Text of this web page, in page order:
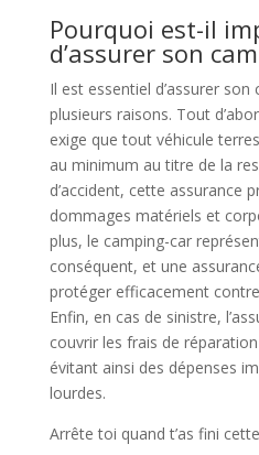
Pourquoi est-il
d’assurer son
Il est essentiel d’assurer
plusieurs raisons. Tout
exige que tout véhicule
au minimum au titre de la
d’accident, cette assurance
dommages matériels et
plus, le camping-car
conséquent, et une
protéger efficacement
Enfin, en cas de sinistre,
couvrir les frais de
évitant ainsi des dépenses
lourdes.
Arrête toi quand t’as fini